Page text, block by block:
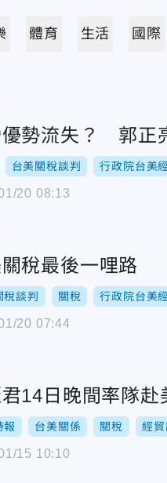
體育 生活 國際
優勢流失？ 郭正
台美關稅談判 行政院台美
20 08:13
關稅最後一哩路
稅談判 關稅 行政院台美
20 07:44
14日晚間率隊
報 台美關係 關稅 經貿
15 10:10